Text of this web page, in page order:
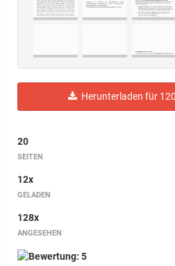
Herunterladen für
20
SEITEN
12x
GELADEN
128x
ANGESEHEN